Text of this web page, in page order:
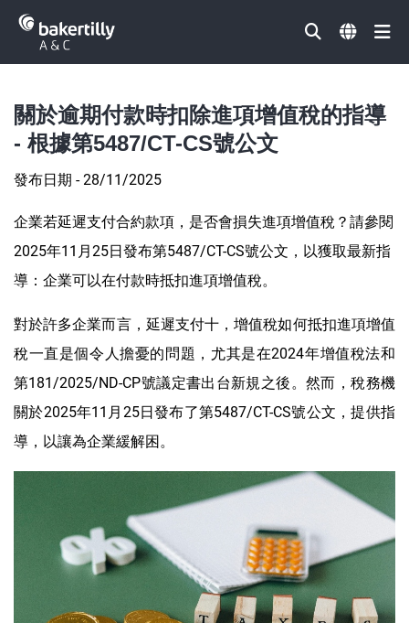
關於逾期付款時扣除進項增值稅的指導
- 根據第5487/CT-CS號公文
發布日期 - 28/11/2025
企業若延遲支付合約款項，是否會損失進項增值稅？請參閱
2025年11月25日發布第5487/CT-CS號公文，以獲取最新指
導：企業可以在付款時抵扣進項增值稅。
對於許多企業而言，延遲支付十，增值稅如何抵扣進項增值
稅一直是個令人擔憂的問題，尤其是在2024年增值稅法和
第181/2025/ND-CP號議定書出台新規之後。然而，稅務機
關於2025年11月25日發布了第5487/CT-CS號公文，提供指
導，以讓為企業緩解困。